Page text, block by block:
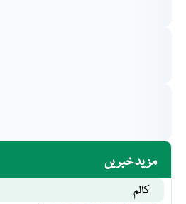
مزید خبریں
کالم